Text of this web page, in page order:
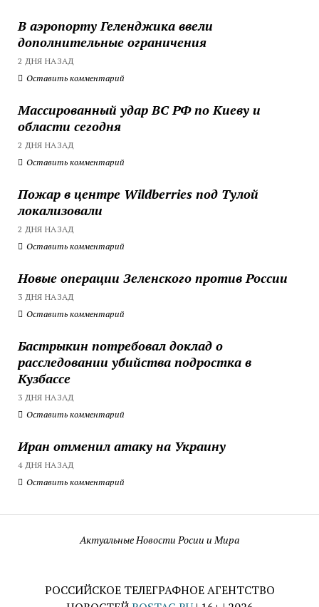
В аэропорту Геленджика ввели
дополнительные ограничения
2 ДНЯ НАЗАД
Оставить комментарий
Массированный удар ВС РФ по Киеву и
области сегодня
2 ДНЯ НАЗАД
Оставить комментарий
Пожар в центре Wildberries под Тулой
локализовали
2 ДНЯ НАЗАД
Оставить комментарий
Новые операции Зеленского против России
3 ДНЯ НАЗАД
Оставить комментарий
Бастрыкин потребовал доклад о
расследовании убийства подростка в
Кузбассе
3 ДНЯ НАЗАД
Оставить комментарий
Иран отменил атаку на Украину
4 ДНЯ НАЗАД
Оставить комментарий
Актуальные Новости Росии и Мира
РОССИЙСКОЕ ТЕЛЕГРАФНОЕ АГЕНТСТВО